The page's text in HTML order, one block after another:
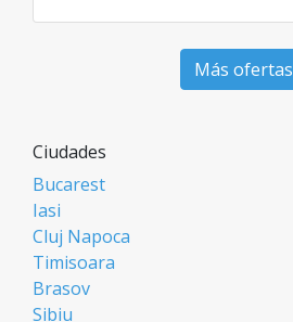
Más ofertas
Ciudades
Bucarest
Iasi
Cluj Napoca
Timisoara
Brasov
Sibiu